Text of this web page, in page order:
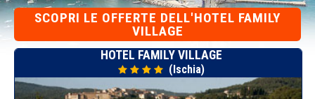
SCOPRI LE OFFERTE DELL'HOTEL FAMILY
VILLAGE
HOTEL FAMILY VILLAGE
(Ischia)